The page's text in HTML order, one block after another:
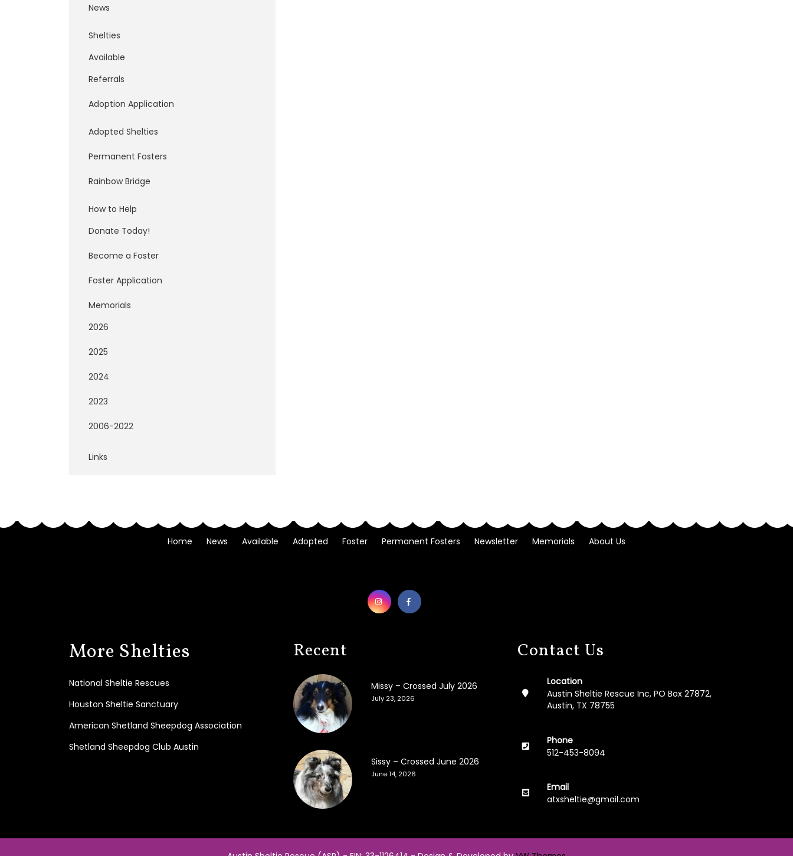
News
Shelties
Available
Referrals
Adoption Application
Adopted Shelties
Permanent Fosters
Rainbow Bridge
How to Help
Donate Today!
Become a Foster
Foster Application
Memorials
2026
2025
2024
2023
2006-2022
Links
Home News Available Adopted Foster Permanent Fosters Newsletter Memorials About Us
More Shelties
National Sheltie Rescues
Houston Sheltie Sanctuary
American Shetland Sheepdog Association
Shetland Sheepdog Club Austin
Recent
Missy – Crossed July 2026
July 23, 2026
Sissy – Crossed June 2026
June 14, 2026
Contact Us
Location
Austin Sheltie Rescue Inc, PO Box 27872,
Austin, TX 78755
Phone
512-453-8094
Email
atxsheltie@gmail.com